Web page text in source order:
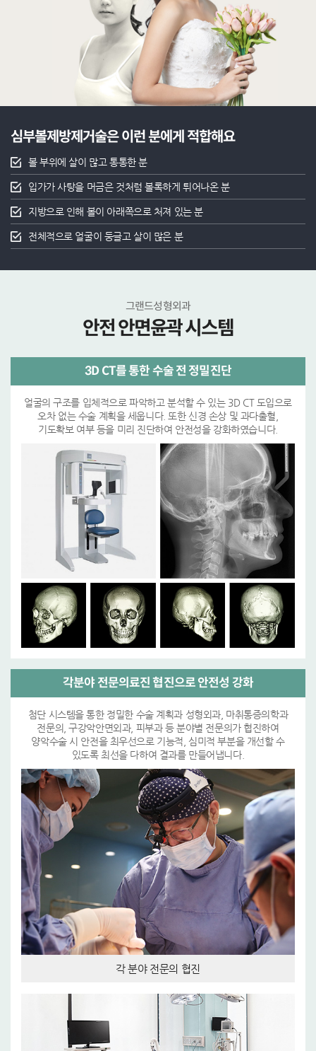
심부볼제방제거술은 이런 분에게 적합해요
볼 부위에 살이 많고 통통한 분
입가가 사탕을 머금은 것처럼 볼록하게 튀어나온 분
지방으로 인해 볼이 아래쪽으로 처져 있는 분
전체적으로 얼굴이 둥글고 살이 많은 분
그랜드성형외과
안전 안면윤곽 시스템
3D CT를 통한 수술 전 정밀진단
얼굴의 구조를 입체적으로 파악하고 분석할 수 있는 3D CT 도입으로
오차 없는 수술 계획을 세웁니다. 또한 신경 손상 및 과다출혈,
기도확보 여부 등을 미리 진단하여 안전성을 강화하였습니다.
각분야 전문의료진 협진으로 안전성 강화
첨단 시스템을 통한 정밀한 수술 계획과 성형외과, 마취통증의학과
전문의, 구강악안면외과, 피부과 등 분야별 전문의가 협진하여
양악수술 시 안전을 최우선으로 기능적, 심미적 부분을 개선할 수
있도록 최선을 다하여 결과를 만들어냅니다.
각 분야 전문의 협진